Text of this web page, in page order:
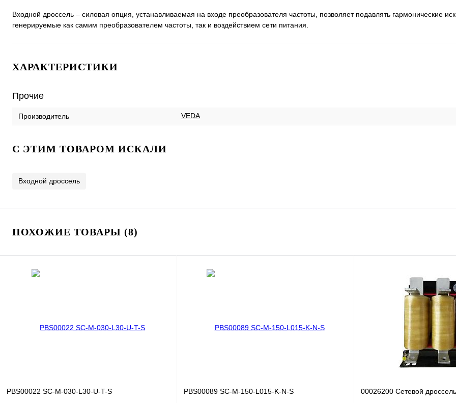
Входной дроссель – силовая опция, устанавливаемая на входе преобразователя частоты, позволяет подавлять гармонические
генерируемые как самим преобразователем частоты, так и воздействием сети питания.
ХАРАКТЕРИСТИКИ
Прочие
Производитель VEDA
C ЭТИМ ТОВАРОМ ИСКАЛИ
Входной дроссель
ПОХОЖИЕ ТОВАРЫ (8)
PBS00022 SC-M-030-L30-U-T-S PBS00089 SC-M-150-L015-K-N-S 00026200 Сетевой